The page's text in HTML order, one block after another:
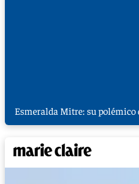
Esmeralda Mitre: su polémico